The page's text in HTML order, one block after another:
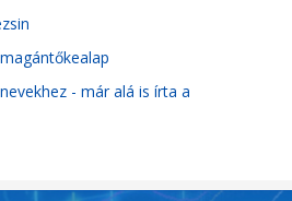
- már alá is írta a